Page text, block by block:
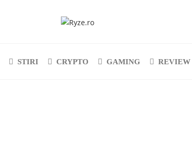
STIRI CRYPTO GAMING REVIEW